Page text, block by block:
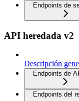
Endpoints de
API heredada v2
Descripción
Endpoints de
Endpoints del